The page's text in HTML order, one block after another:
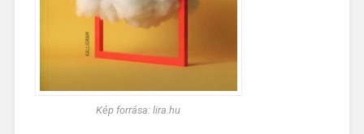
Kép forrása: lira.hu